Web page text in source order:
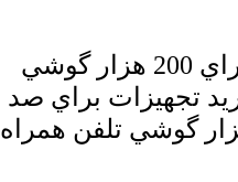
منجي با اشاره به اين كه براي امسال خريد تجهيزات براي 200 هزار گوشي
تجهيزات براي صد
انجام گرفته است و تا پايان سال به 200 هزار گوشي تلفن همراه